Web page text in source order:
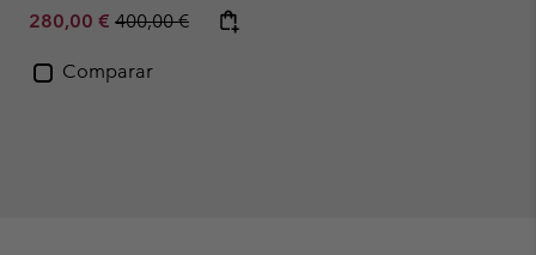
Sale price:
280,00 € Regular price:
400,00 €
Comparar